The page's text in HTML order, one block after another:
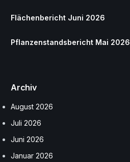
Flächenbericht Juni 2026
Pflanzenstandsbericht Mai 2026
Archiv
August 2026
Juli 2026
Juni 2026
Januar 2026